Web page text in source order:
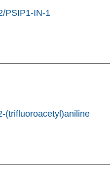
PSIP1-IN-1
(trifluoroacetyl)aniline